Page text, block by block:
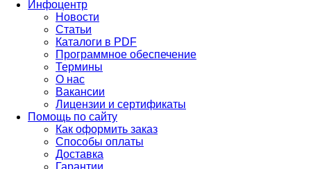
Инфоцентр
Новости
Статьи
Каталоги в PDF
Программное обеспечение
Термины
О нас
Вакансии
Лицензии и сертификаты
Помощь по сайту
Как оформить заказ
Способы оплаты
Доставка
Гарантии